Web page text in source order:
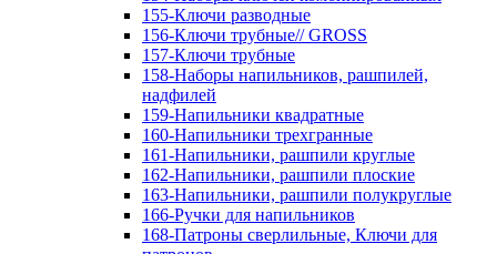
155-Ключи разводные
156-Ключи трубные// GROSS
157-Ключи трубные
158-Наборы напильников, рашпилей,
надфилей
159-Напильники квадратные
160-Напильники трехгранные
161-Напильники, рашпили круглые
162-Напильники, рашпили плоские
163-Напильники, рашпили полукруглые
166-Ручки для напильников
168-Патроны сверлильные, Ключи для